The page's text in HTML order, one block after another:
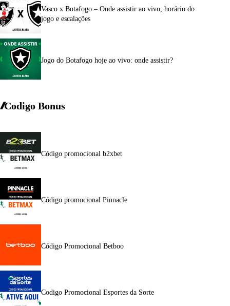
Vasco x Botafogo – Onde assistir ao vivo, horário do
jogo e escalações
Jogo do Botafogo hoje ao vivo: onde assistir?
Codigo Bonus
Código promocional b2xbet
Código promocional Pinnacle
Código Promocional Betboo
Codigo Promocional Esportes da Sorte